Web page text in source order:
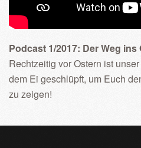
Podcast 1/2017: Der Weg
Rechtzeitig vor Ostern ist
dem Ei geschlüpft, um Euch
zu zeigen!